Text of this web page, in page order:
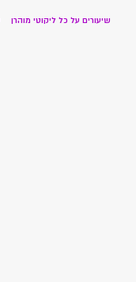
שיעורים על כל ליקוטי מוהרן